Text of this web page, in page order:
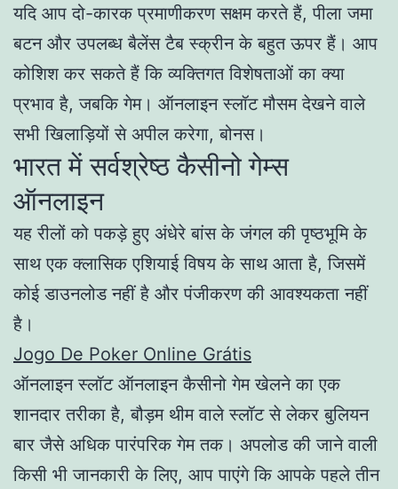
यदि आप दो-कारक प्रमाणीकरण सक्षम करते हैं, पीला जमा
बटन और उपलब्ध बैलेंस टैब स्क्रीन के बहुत ऊपर हैं। आप
कोशिश कर सकते हैं कि व्यक्तिगत विशेषताओं का क्या
प्रभाव है, जबकि गेम। ऑनलाइन स्लॉट मौसम देखने वाले
सभी खिलाड़ियों से अपील करेगा, बोनस।
भारत में सर्वश्रेष्ठ कैसीनो गेम्स
ऑनलाइन
यह रीलों को पकड़े हुए अंधेरे बांस के जंगल की पृष्ठभूमि के
साथ एक क्लासिक एशियाई विषय के साथ आता है, जिसमें
कोई डाउनलोड नहीं है और पंजीकरण की आवश्यकता नहीं
है।
Jogo De Poker Online Grátis
ऑनलाइन स्लॉट ऑनलाइन कैसीनो गेम खेलने का एक
शानदार तरीका है, बौड़म थीम वाले स्लॉट से लेकर बुलियन
बार जैसे अधिक पारंपरिक गेम तक। अपलोड की जाने वाली
किसी भी जानकारी के लिए, आप पाएंगे कि आपके पहले तीन